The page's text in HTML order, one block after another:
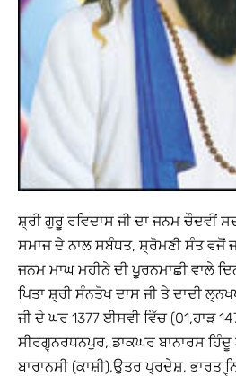
ਸ਼੍ਰੀ ਗੁਰੂੁ ਰਵਿਦਾਸ ਜੀ ਦਾ ਜਨਮ ਚੌਦਵੀਂ
ਸਮਾਜ ਦੇ ਨਾਲ ਸਬੰਧਤ, ਸ਼੍ਰੋਮਣੀ ਸੰਤ ਵਜੋਂ
ਜਨਮ ਮਾਘ ਮਹੀਨੇ ਦੀ ਪੂੁਰਨਮਾਛੀ ਵਾਲੇ
ਪਿਤਾ ਸ਼੍ਰੀ ਸੰਨਤੋਖ ਦਾਸ ਜੀ ਤੇ ਦਾਦੀ
ਜੀ ਦੇ ਘਰ 1377 ਈਸਵੀ ਵਿੱਚ (01,ਹਾੜ
ਸੀਰਗਵ੍ਨਰਧਨਪੁਰ, ਡਾਕਘਰ ਬਾਨਾਰਸ ਹਿੰਦੂ
ਬਾਰਾਨਸੀ (ਕਾਸ਼ੀ),ਉਤਰ ਪ੍ਰਦੇਸ਼, ਭਾਰਤ